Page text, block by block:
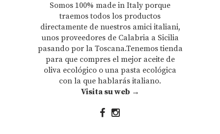
Somos 100% made in Italy porque
traemos todos los productos
directamente de nuestros amici italiani,
unos proveedores de Calabria a Sicilia
pasando por la Toscana.Tenemos tienda
para que compres el mejor aceite de
oliva ecológico o una pasta ecológica
con la que hablarás italiano.
Visita su web →